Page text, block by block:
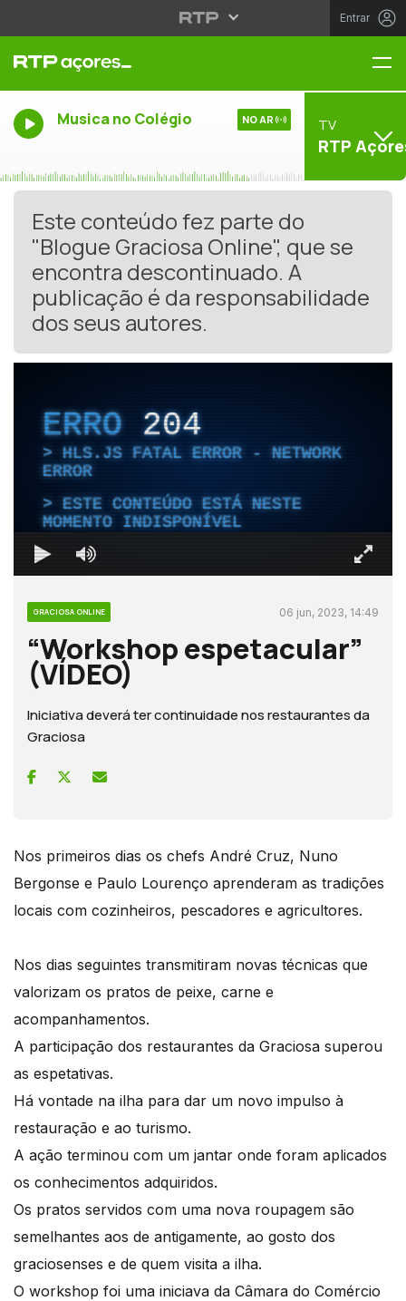
Entrar
Musica no Colégio NO AR TV
RTP
Este conteúdo fez parte do
"Blogue Graciosa Online", que se
encontra descontinuado. A
publicação é da responsabilidade
dos seus autores.
ERRO204
HLS.JS FATAL ERROR - NETWORK
ERROR
ESTE CONTEÚDO ESTÁ NESTE
MOMENTO INDISPONÍVEL
GRACIOSA ONLINE 06 jun, 2023, 14:49
“Workshop espetacular”
(VÍDEO)
Iniciativa deverá ter continuidade nos restaurantes da
Graciosa
Nos primeiros dias os chefs André Cruz, Nuno
Bergonse e Paulo Lourenço aprenderam as tradições
locais com cozinheiros, pescadores e agricultores.
Nos dias seguintes transmitiram novas técnicas que
valorizam os pratos de peixe, carne e
acompanhamentos.
A participação dos restaurantes da Graciosa superou
as espetativas.
Há vontade na ilha para dar um novo impulso à
restauração e ao turismo.
A ação terminou com um jantar onde foram aplicados
os conhecimentos adquiridos.
Os pratos servidos com uma nova roupagem são
semelhantes aos de antigamente, ao gosto dos
graciosenses e de quem visita a ilha.
O workshop foi uma iniciava da Câmara do Comércio